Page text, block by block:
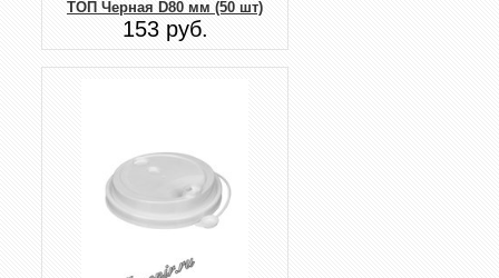
ТОП Черная D80 мм (50 шт)
153 руб.